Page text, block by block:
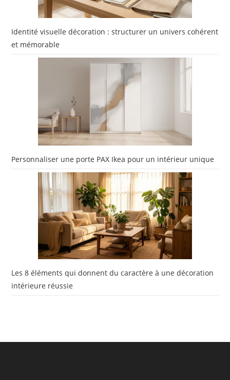
Identité visuelle décoration : structurer un univers cohérent
et mémorable
Personnaliser une porte PAX Ikea pour un intérieur unique
Les 8 éléments qui donnent du caractère à une décoration
intérieure réussie